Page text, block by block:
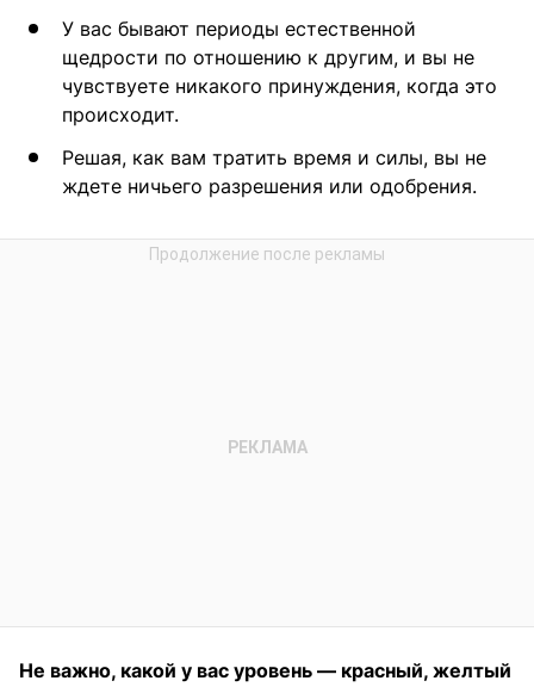
У вас бывают периоды естественной
щедрости по отношению к другим, и вы не
чувствуете никакого принуждения, когда это
происходит.
Решая, как вам тратить время и силы, вы не
ждете ничьего разрешения или одобрения.
Не важно, какой у вас уровень — красный, желтый